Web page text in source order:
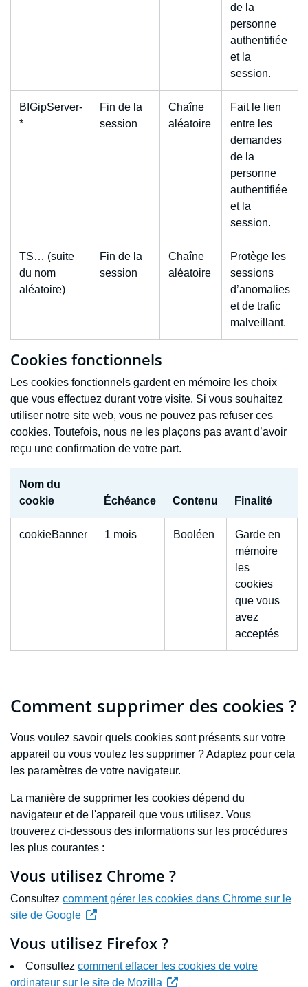
de la
personne
authentifiée
et la
session.
BIGipServer-
*
Fin de la
session
Chaîne
aléatoire
Fait le lien
entre les
demandes
de la
personne
authentifiée
et la
session.
TS… (suite
du nom
aléatoire)
Fin de la
session
Chaîne
aléatoire
Protège les
sessions
d’anomalies
et de trafic
malveillant.
Cookies fonctionnels
Les cookies fonctionnels gardent en mémoire les choix
que vous effectuez durant votre visite. Si vous souhaitez
utiliser notre site web, vous ne pouvez pas refuser ces
cookies. Toutefois, nous ne les plaçons pas avant d’avoir
reçu une confirmation de votre part.
Nom du
cookie
Échéance Contenu Finalité
cookieBanner 1 mois Booléen
Garde en
mémoire
les
cookies
que vous
avez
acceptés
Comment supprimer des cookies ?
Vous voulez savoir quels cookies sont présents sur votre
appareil ou vous voulez les supprimer ? Adaptez pour cela
les paramètres de votre navigateur.
La manière de supprimer les cookies dépend du
navigateur et de l'appareil que vous utilisez. Vous
trouverez ci-dessous des informations sur les procédures
les plus courantes :
Vous utilisez Chrome ?
Consultez comment gérer les cookies dans Chrome sur le
site de Google (Nouvelle fenêtre)
Vous utilisez Firefox ?
Consultez comment effacer les cookies de votre
ordinateur sur le site de Mozilla (Nouvelle fenêtre)